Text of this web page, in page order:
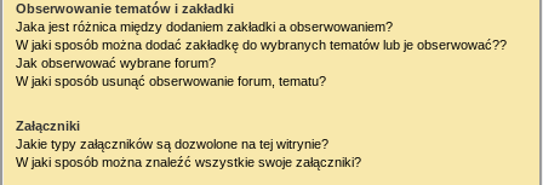
Obserwowanie tematów i zakładki
Jaka jest różnica między dodaniem zakładki a obserwowaniem?
W jaki sposób można dodać zakładkę do wybranych tematów lub je obserwować??
Jak obserwować wybrane forum?
W jaki sposób usunąć obserwowanie forum, tematu?
Załączniki
Jakie typy załączników są dozwolone na tej witrynie?
W jaki sposób można znaleźć wszystkie swoje załączniki?